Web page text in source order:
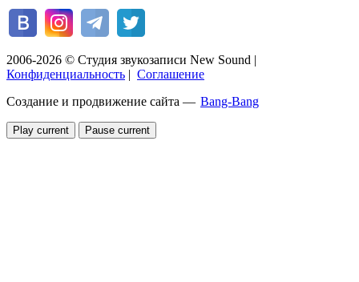
2006-2026 © Студия звукозаписи New Sound
Конфиденциальность
Соглашение
Создание и продвижение сайта — Bang-Bang
Play current Pause current